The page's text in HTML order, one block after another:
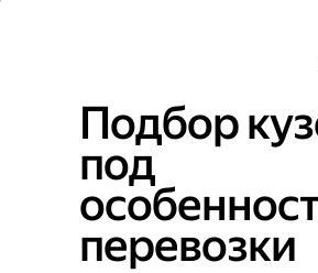
Подбор
под
перевозки